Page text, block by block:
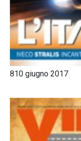
810 giugno 2017